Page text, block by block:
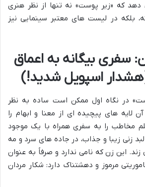
دهد که «زیر پوست» نه تنها از نظر هنری
بلکه در لیست های معتبر سینمایی نیز
سفری بیگانه به اعماق
اسپویل شدید!)
در نگاه اول ممکن است ساده به نظر
لایه های پیچیده ای از معنا و ابهام را
مخاطب را به سفری همراه با یک موجود
زنی زیبا و جذاب، در جاده های سرد و مه
زند. این زن که نامی ندارد و صرفاً به عنوان
مرموز و دهشتناک دارد: شکار مردان